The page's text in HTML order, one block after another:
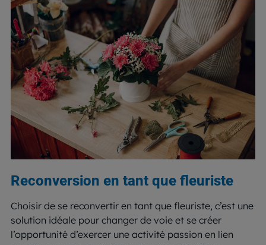
Reconversion en tant que fleuriste
Choisir de se reconvertir en tant que fleuriste, c’est une
solution idéale pour changer de voie et se créer
l’opportunité d’exercer une activité passion en lien